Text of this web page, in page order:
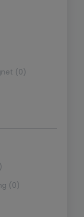
(0)
(0)